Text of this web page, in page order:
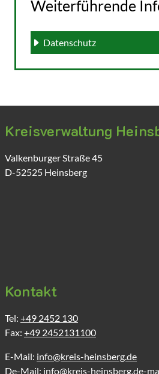
Weiterführende
Datenschutz
Kreisverwaltung
Valkenburger Straße45
D-52525 Heinsberg
Kontakt
Tel: +49 2452 130
Fax: +49 2452131100
E-Mail: info@kreis-heinsberg.de
De-Mail: info@kreis-heinsberg.de-